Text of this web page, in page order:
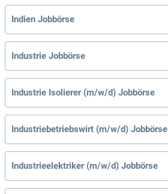
Indien Jobbörse
Industrie Jobbörse
Industrie Isolierer (m/w/d) Jobbörse
Industriebetriebswirt (m/w/d) Jobbörse
Industrieelektriker (m/w/d) Jobbörse